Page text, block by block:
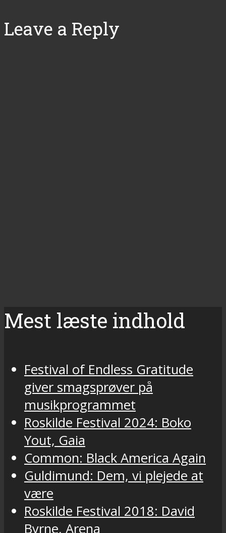
Leave a Reply
Mest læste indhold
Festival of Endless Gratitude
giver smagsprøver på
musikprogrammet
Roskilde Festival 2024: Boko
Yout, Gaia
Common: Black America Again
Guldimund: Dem, vi plejede at
være
Roskilde Festival 2018: David
Byrne, Arena